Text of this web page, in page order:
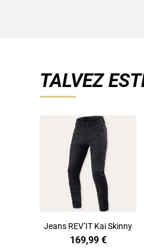
TALVEZ
Jeans REV’IT Kai Skinny
169,99 €